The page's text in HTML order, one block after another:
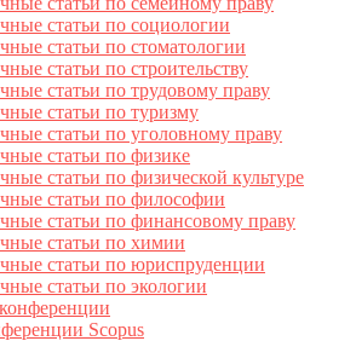
статьи по социологии
статьи по стоматологии
статьи по строительству
статьи по трудовому праву
статьи по туризму
статьи по уголовному праву
статьи по физике
статьи по физической культуре
статьи по философии
статьи по финансовому праву
статьи по химии
статьи по юриспруденции
статьи по экологии
Scopus